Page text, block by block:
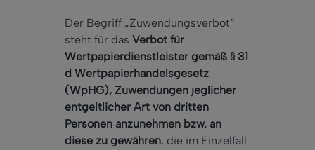
Der Begriff „Zuwendungsverbot“
steht für das Verbot für
Wertpapierdienstleister gemäß § 31
d Wertpapierhandelsgesetz
(WpHG), Zuwendungen jeglicher
entgeltlicher Art von dritten
Personen anzunehmen bzw. an
diese zu gewähren, die im Einzelfall